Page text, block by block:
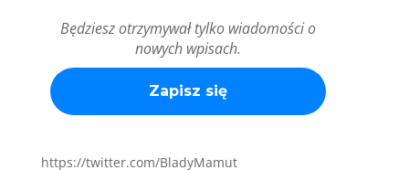
Będziesz otrzymywał tylko wiadomości o
nowych wpisach.
https://twitter.com/BladyMamut